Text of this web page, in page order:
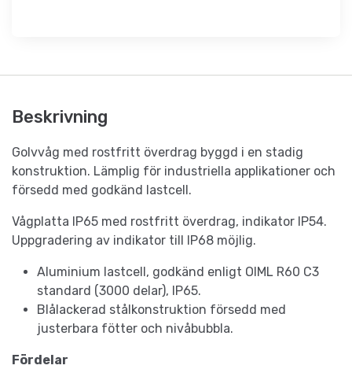
Beskrivning
Golvvåg med rostfritt överdrag byggd i en stadig
konstruktion. Lämplig för industriella applikationer och
försedd med godkänd lastcell.
Vågplatta IP65 med rostfritt överdrag, indikator IP54.
Uppgradering av indikator till IP68 möjlig.
Aluminium lastcell, godkänd enligt OIML R60 C3
standard (3000 delar), IP65.
Blålackerad stålkonstruktion försedd med
justerbara fötter och nivåbubbla.
Fördelar